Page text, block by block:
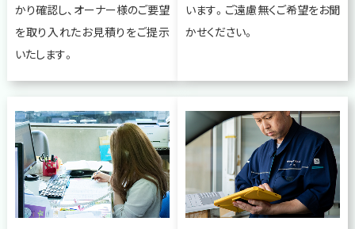
かり確認し、オーナー様のご要望
を取り入れたお見積りをご提示
いたします。
います。ご遠慮無くご希望をお聞
かせください。